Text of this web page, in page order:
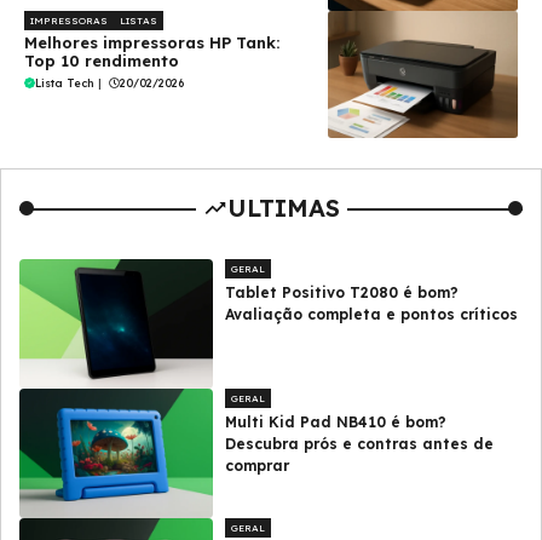
IMPRESSORAS LISTAS
Melhores impressoras HP Tank:
Top 10 rendimento
Lista Tech | 20/02/2026
ULTIMAS
GERAL
Tablet Positivo T2080 é bom?
Avaliação completa e pontos críticos
GERAL
Multi Kid Pad NB410 é bom?
Descubra prós e contras antes de
comprar
GERAL